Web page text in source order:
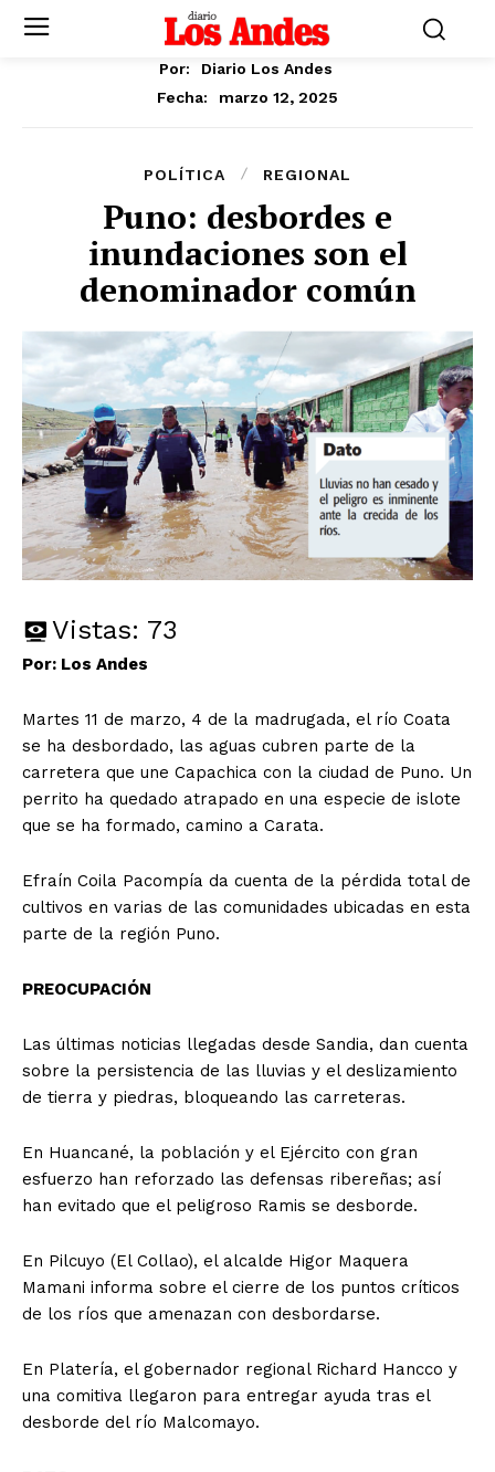
Por:
Diario Los Andes
Fecha:
marzo 12, 2025
POLÍTICA REGIONAL
Puno: desbordes e
inundaciones son el
denominador común
Vistas: 73
Por: Los Andes
Martes 11 de marzo, 4 de la madrugada, el río Coata
se ha desbordado, las aguas cubren parte de la
carretera que une Capachica con la ciudad de Puno. Un
perrito ha quedado atrapado en una especie de islote
que se ha formado, camino a Carata.
Efraín Coila Pacompía da cuenta de la pérdida total de
cultivos en varias de las comunidades ubicadas en esta
parte de la región Puno.
PREOCUPACIÓN
Las últimas noticias llegadas desde Sandia, dan cuenta
sobre la persistencia de las lluvias y el deslizamiento
de tierra y piedras, bloqueando las carreteras.
En Huancané, la población y el Ejército con gran
esfuerzo han reforzado las defensas ribereñas; así
han evitado que el peligroso Ramis se desborde.
En Pilcuyo (El Collao), el alcalde Higor Maquera
Mamani informa sobre el cierre de los puntos críticos
de los ríos que amenazan con desbordarse.
En Platería, el gobernador regional Richard Hancco y
una comitiva llegaron para entregar ayuda tras el
desborde del río Malcomayo.